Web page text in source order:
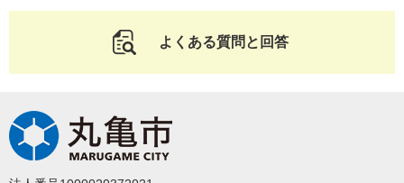
よくある質問と回答